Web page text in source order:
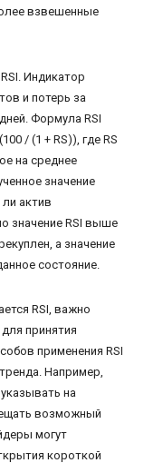
взвешенные
Индикатор
и потерь за
Формула RSI
/ (1 + RS)), где RS
на среднее
значение
актив
значение RSI выше
а значение
состояние.
RSI, важно
принятия
применения RSI
Например,
на
возможный
могут
короткой